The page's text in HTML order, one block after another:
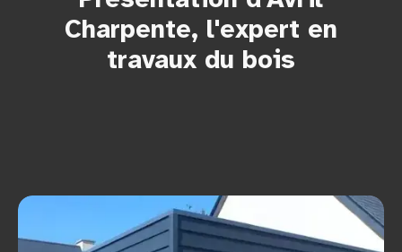
Charpente, l'expert en
travaux du bois